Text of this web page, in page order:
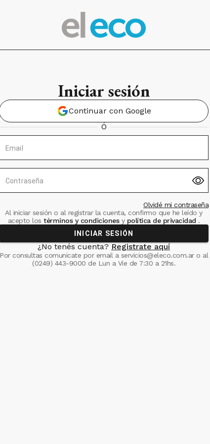
Iniciar sesión
Continuar con Google
Ó
Email
Contraseña
Olvidé mi contraseña
Al iniciar sesión o al registrar la cuenta, confirmo que he leído y
acepto los términos y condiciones ypolítica de privacidad .
INICIAR SESIÓN
¿No tenés cuenta? Registrate aquí
Por consultas comunicate por email a servicios@eleco.com.aro al
(0249) 443-9000 de Lun a Vie de 7:30 a 21hs.